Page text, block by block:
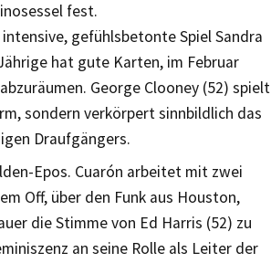
fest.
gefühlsbetonte Spiel Sandra
hat gute Karten, im Februar
George Clooney (52) spielt
sondern verkörpert sinnbildlich das
Draufgängers.
Epos. Cuarón arbeitet mit zwei
Off, über den Funk aus Houston,
die Stimme von Ed Harris (52) zu
an seine Rolle als Leiter der